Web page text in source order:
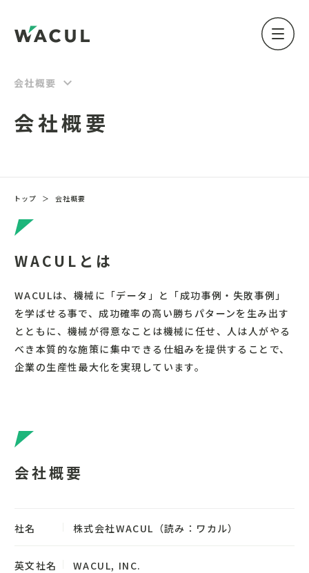
会社概要
会社概要 keyboard_arrow_down
トップ ＞ 会社概要
WACULとは
WACULは、機械に「データ」と「成功事例・失敗事例」
を学ばせる事で、成功確率の高い勝ちパターンを生み出す
とともに、機械が得意なことは機械に任せ、人は人がやる
べき本質的な施策に集中できる仕組みを提供することで、
企業の生産性最大化を実現しています。
会社概要
社名 株式会社WACUL（読み：ワカル）
英文社名 WACUL, INC.